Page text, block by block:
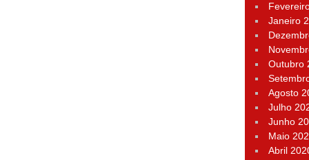
Janeiro
Outubro
Agosto
Julho
Junho
Maio
Abril